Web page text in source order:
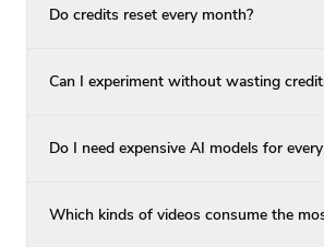
Do credits reset every month?
Can I experiment without wasting
Do I need expensive AI models for
Which kinds of videos consume the